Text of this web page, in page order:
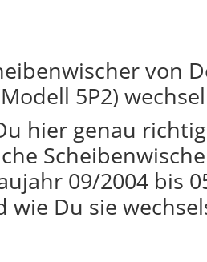
von
5P2)
hier genau
09/2004 bis
wie Du sie